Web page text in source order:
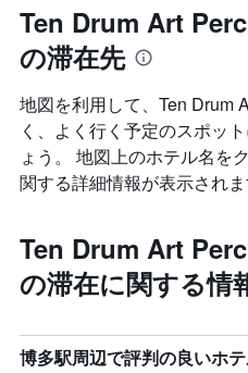
Ten Drum Art
の滞在先
地図を利用して、Ten Drum
く、よく行く予定のスポッ
ょう。 地図上のホテル名を
関する詳細情報が表示されま
Ten Drum Art
の滞在に関する情
博多駅周辺で評判の良いホ